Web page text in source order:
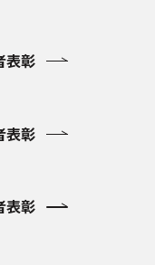
表彰
表彰
表彰